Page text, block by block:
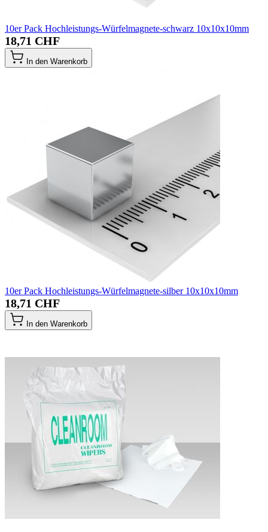
10er Pack Hochleistungs-Würfelmagnete-schwarz 10x10x10mm
18,71 CHF
In den Warenkorb
10er Pack Hochleistungs-Würfelmagnete-silber 10x10x10mm
18,71 CHF
In den Warenkorb